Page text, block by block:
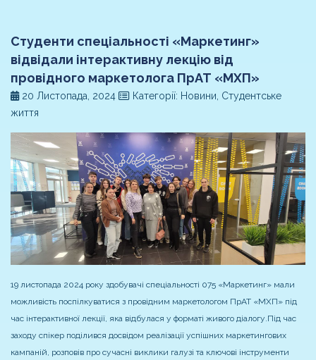
Студенти спеціальності «Маркетинг»
відвідали інтерактивну лекцію від
провідного маркетолога ПрАТ «МХП»
20 Листопада, 2024
Категорії: Новини, Студентське
життя
19 листопада 2024 року здобувачі спеціальності 075 «Маркетинг» мали
можливість поспілкуватися з провідним маркетологом ПрАТ «МХП» під
час інтерактивної лекції, яка відбулася у форматі живого діалогу.Під час
заходу спікер поділився досвідом реалізації успішних маркетингових
кампаній, розповів про сучасні виклики галузі та ключові інструменти